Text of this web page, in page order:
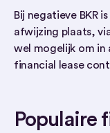
Bij negatieve BKR
afwijzing plaats,
wel mogelijk om in
financial lease
Populaire